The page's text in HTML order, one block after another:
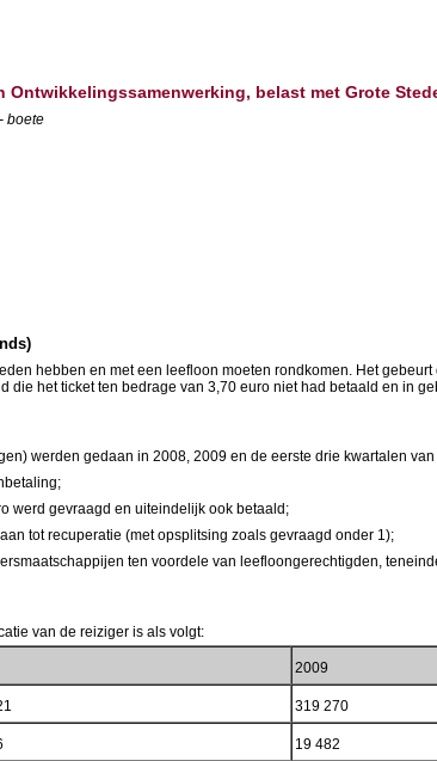
belast met Grote
boete
hebben en met een leefloon moeten rondkomen. Het
het ticket ten bedrage van 3,70 euro niet had betaald en in
werden gedaan in 2008, 2009 en de eerste drie kwartalen
werd gevraagd en uiteindelijk ook betaald;
tot recuperatie (met opsplitsing zoals gevraagd onder 1);
ten voordele van leefloongerechtigden,
van de reiziger is als volgt:
2009
319 270
19 482